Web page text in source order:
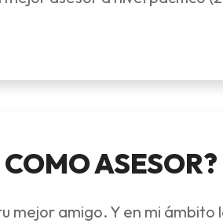
ASESOR?
amigo. Y en mi ámbito